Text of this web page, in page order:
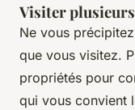
Visiter
Ne vous
que vous visitez.
propriétés pour
qui vous convient